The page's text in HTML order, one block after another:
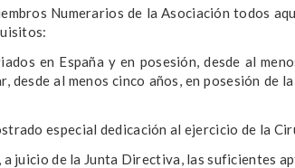
Numerarios de la Asociación todos
en España y en posesión, desde al
desde al menos cinco años, en posesión
especial dedicación al ejercicio de la
a juicio de la Junta Directiva, las suficientes